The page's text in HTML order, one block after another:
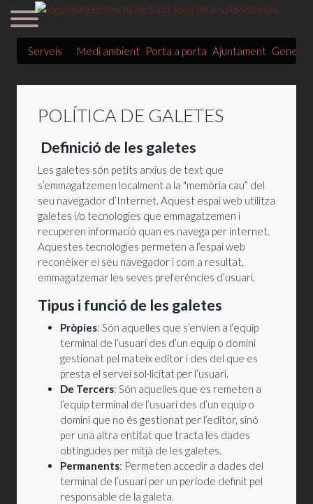
Serveis Medi ambient Porta a porta Ajuntament General
POLÍTICA DE GALETES
Definició de les galetes
Les galetes són petits arxius de text que
s’emmagatzemen localment a la "memòria cau” del
seu navegador d’Internet. Aquest espai web utilitza
galetes i/o tecnologies que emmagatzemen i
recuperen informació quan es navega per internet.
Aquestes tecnologies permeten a l’espai web
reconèixer el seu navegador i com a resultat,
emmagatzemar les seves preferències d’usuari.
Tipus i funció de les galetes
Pròpies: Són aquelles que s’envien a l’equip
terminal de l’usuari des d’un equip o domini
gestionat pel mateix editor i des del que es
presta el servei sol·licitat per l’usuari.
De Tercers: Són aquelles que es remeten a
l’equip terminal de l’usuari des d’un equip o
domini que no és gestionat per l’editor, sinó
per una altra entitat que tracta les dades
obtingudes per mitjà de les galetes.
Permanents: Permeten accedir a dades del
terminal de l’usuari per un període definit pel
responsable de la galeta.